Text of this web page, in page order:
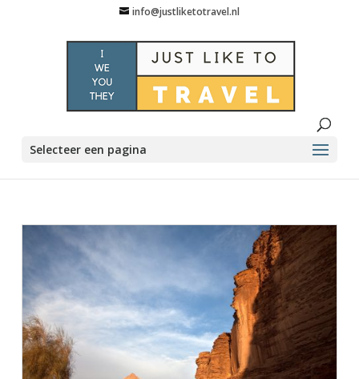
info@justliketotravel.nl
Selecteer een pagina